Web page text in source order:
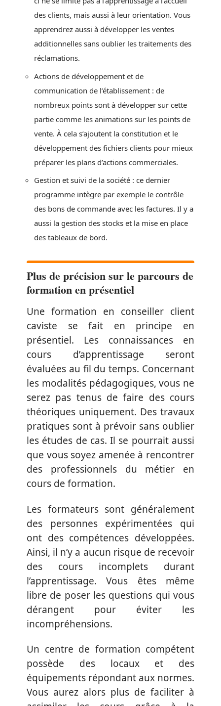
des clients, mais aussi à leur orientation. Vous
apprendrez aussi à développer les ventes
additionnelles sans oublier les traitements des
réclamations.
Actions de développement et de
communication de l’établissement : de
nombreux points sont à développer sur cette
partie comme les animations sur les points de
vente. À cela s’ajoutent la constitution et le
développement des fichiers clients pour mieux
préparer les plans d’actions commerciales.
Gestion et suivi de la société : ce dernier
programme intègre par exemple le contrôle
des bons de commande avec les factures. Il y a
aussi la gestion des stocks et la mise en place
des tableaux de bord.
Plus de précision sur le parcours de
formation en présentiel
Une formation en conseiller client
caviste se fait en principe en
présentiel. Les connaissances en
cours d’apprentissage seront
évaluées au fil du temps. Concernant
les modalités pédagogiques, vous ne
serez pas tenus de faire des cours
théoriques uniquement. Des travaux
pratiques sont à prévoir sans oublier
les études de cas. Il se pourrait aussi
que vous soyez amenée à rencontrer
des professionnels du métier en
cours de formation.
Les formateurs sont généralement
des personnes expérimentées qui
ont des compétences développées.
Ainsi, il n’y a aucun risque de recevoir
des cours incomplets durant
l’apprentissage. Vous êtes même
libre de poser les questions qui vous
dérangent pour éviter les
incompréhensions.
Un centre de formation compétent
possède des locaux et des
équipements répondant aux normes.
Vous aurez alors plus de faciliter à